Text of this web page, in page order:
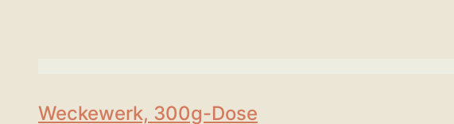
Weckewerk, 300g-Dose